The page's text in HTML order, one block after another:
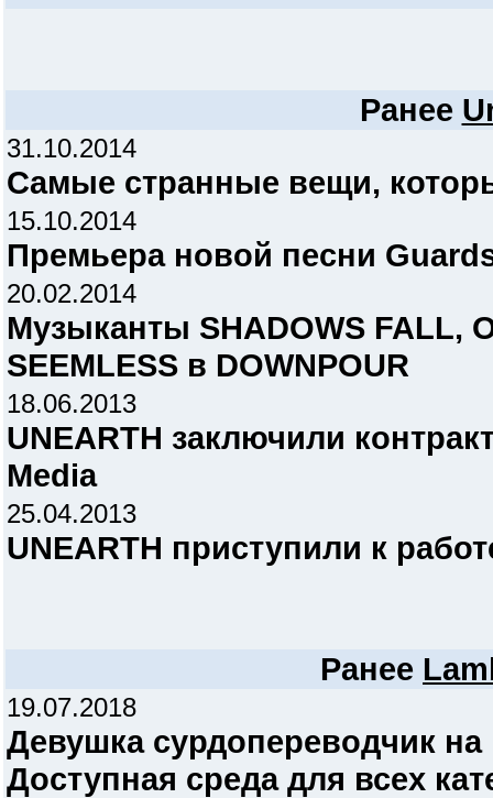
Ранее
31.10.2014
Самые странные вещи,
15.10.2014
Премьера новой песни
20.02.2014
Музыканты SHADOWS FALL,
SEEMLESS в DOWNPOUR
18.06.2013
UNEARTH заключили
Media
25.04.2013
UNEARTH приступили к
Ранее
19.07.2018
Девушка сурдопереводчик
Доступная среда для всех